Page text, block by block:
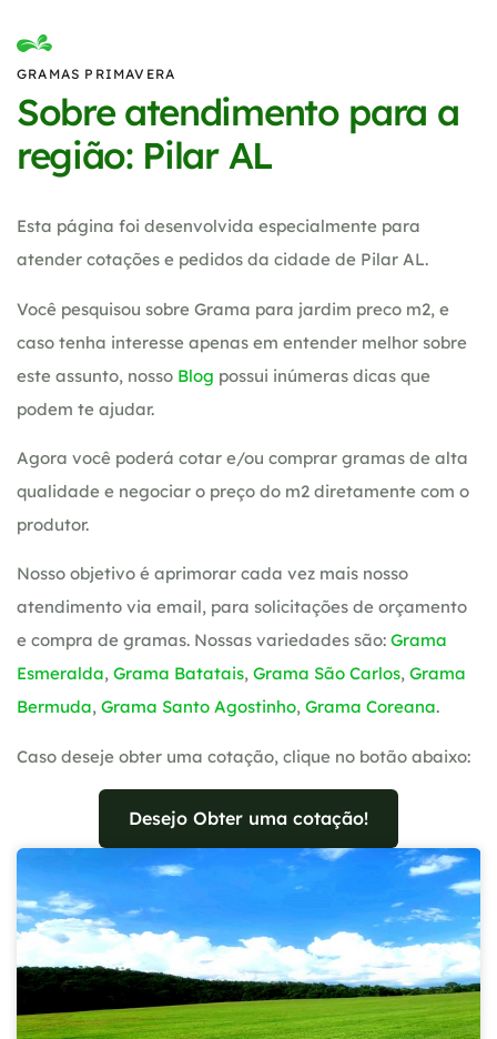
GRAMAS PRIMAVERA
Sobre atendimento para a
região: Pilar AL
Esta página foi desenvolvida especialmente para
atender cotações e pedidos da cidade de Pilar AL.
Você pesquisou sobre Grama para jardim preco m2, e
caso tenha interesse apenas em entender melhor sobre
este assunto, nosso Blog possui inúmeras dicas que
podem te ajudar.
Agora você poderá cotar e/ou comprar gramas de alta
qualidade e negociar o preço do m2 diretamente com o
produtor.
Nosso objetivo é aprimorar cada vez mais nosso
atendimento via email, para solicitações de orçamento
e compra de gramas. Nossas variedades são: Grama
Esmeralda, Grama Batatais, Grama São Carlos, Grama
Bermuda, Grama Santo Agostinho, Grama Coreana.
Caso deseje obter uma cotação, clique no botão abaixo:
Desejo Obter uma cotação!